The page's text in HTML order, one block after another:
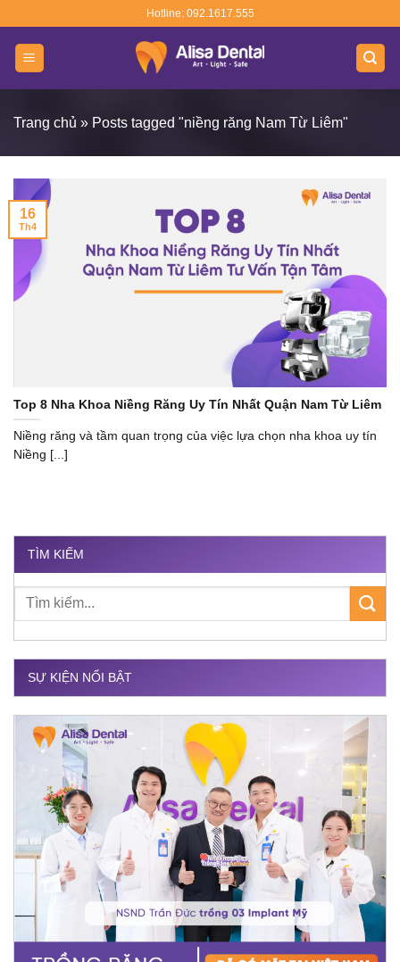
content
Hotline: 092.1617.555
Trang chủ » Posts tagged "niềng răng Nam Từ Liêm"
Top 8 Nha Khoa Niềng Răng Uy Tín Nhất Quận Nam Từ Liêm
Niềng răng và tầm quan trọng của việc lựa chọn nha khoa uy tín
Niềng [...]
16
Th4
TÌM KIẾM
SỰ KIỆN NỔI BẬT